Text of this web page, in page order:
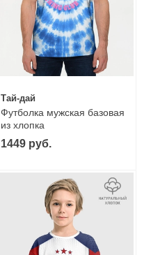
Тай-дай
Футболка мужская базовая
из хлопка
1449 руб.